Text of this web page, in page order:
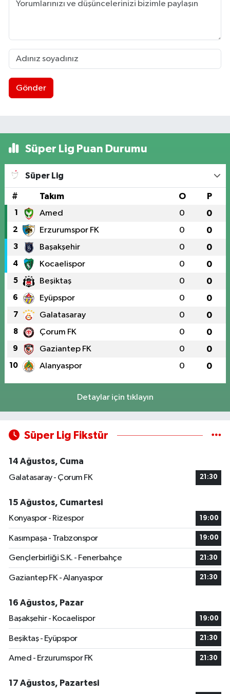
Gönder
Süper Lig Puan Durumu
Süper Lig
# Takım O P
1 Amed 0 0
2 Erzurumspor FK 0 0
3 Başakşehir 0 0
4 Kocaelispor 0 0
5 Beşiktaş 0 0
6 Eyüpspor 0 0
7 Galatasaray 0 0
8 Çorum FK 0 0
9 Gaziantep FK 0 0
10 Alanyaspor 0 0
Detaylar için tıklayın
Süper Lig Fikstür
14 Ağustos, Cuma
Galatasaray - Çorum FK
21:30
15 Ağustos, Cumartesi
Konyaspor - Rizespor
19:00
Kasımpaşa - Trabzonspor 19:00
Gençlerbirliği S.K. - Fenerbahçe 21:30
Gaziantep FK - Alanyaspor 21:30
16 Ağustos, Pazar
Başakşehir - Kocaelispor
19:00
Beşiktaş - Eyüpspor 21:30
Amed - Erzurumspor FK 21:30
17 Ağustos, Pazartesi